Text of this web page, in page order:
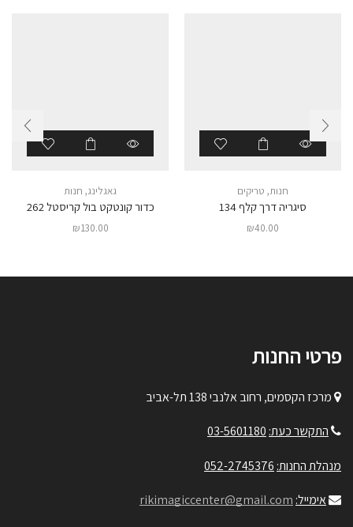
חנות, טריקים
סיגריה דרך קלף 134
₪40.00
גאגלינג, חנות
כדור קונטקט בול קריסטל 262
₪130.00
פרטי החנות
מרכז הקסמים, רחוב אלנבי 138 תל-אביב
התקשר כעת: 03-5601180
מנהלת החנות: 052-2745376
אימייל: rikimagiccenter@gmail.com